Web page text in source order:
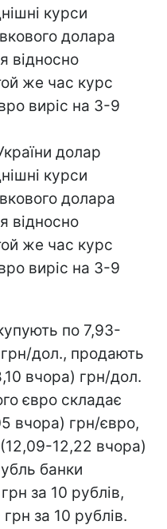
курси
долара
відносно
же час курс
виріс на 3-9
долар
курси
долара
відносно
же час курс
виріс на 3-9
по 7,93-
дол., продають
вчора) грн/дол.
євро складає
вчора) грн/євро,
12,22 вчора)
банки
за 10 рублів,
за 10 рублів.